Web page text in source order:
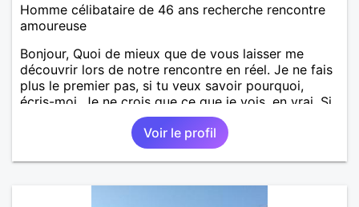
Homme célibataire de 46 ans recherche rencontre
amoureuse
Bonjour, Quoi de mieux que de vous laisser me
découvrir lors de notre rencontre en réel. Je ne fais
plus le premier pas, si tu veux savoir pourquoi,
écris-moi. Je ne crois que ce que je vois, en vrai. Si
tu souhaites voir + de photos, envoie-moi un coup
de cœur pour avoir accès à mon album privé, mes
photos de famille et avec mes ami(e)s, entre autres,
sinon c'est que ma vie ne t'intéresse pas. N'hésites
Voir le profil